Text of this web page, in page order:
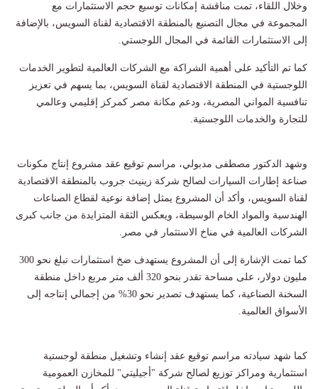
وخلال اللقاء، تمت مناقشة إمكانات توسيع حجم الاستثمارات مع
المجموعة في مجال التصنيع بالمنطقة الاقتصادية لقناة السويس، بالإضافة
إلى الاستثمارات القائمة في المجال اللوجستي.
كما تم التأكيد على أهمية الشراكة مع الشركات العالمية لتطوير الخدمات
اللوجستية في المنطقة الاقتصادية لقناة السويس، بما يسهم في تعزيز
تنافسية المواني المصرية، ودعم مكانة مصر كمركز إقليمي وعالمي
للتجارة والخدمات اللوجستية.
وشهد الدكتور مصطفى مدبولي، مراسم توقيع عقد مشروع إنتاج مكونات
صناعة إطارات السيارات لصالح شركة زينيث جروب بالمنطقة الاقتصادية
لقناة السويس، وأكد أن المشروع يمثل إضافة نوعية لقطاع الصناعات
الهندسية والمواد الخام الوسيطة، ويعكس الثقة المتزايدة من جانب كبرى
الشركات العالمية في مناخ الاستثمار في مصر.
كما تمت الإشارة إلى أن المشروع يستهدف ضخ استثمارات تبلغ نحو 300
مليون دولار، على مساحة تقدر بنحو 320 ألف متر مربع داخل منطقة
السخنة الصناعية، كما يستهدف تصدير نحو 30% من إجمالي إنتاجه إلى
الأسواق العالمية.
كما شهد سيادته مراسم توقيع عقد إنشاء وتشغيل منطقة لوجستية
استثمارية ومراكز توزيع لصالح شركة "أجيليتي" للمخازن العمومية